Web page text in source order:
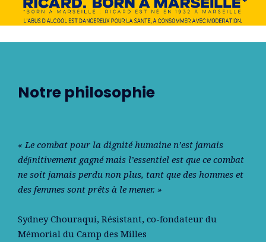
Notre philosophie
« Le combat pour la dignité humaine n’est jamais
déﬁnitivement gagné mais l’essentiel est que ce combat
ne soit jamais perdu non plus, tant que des hommes et
des femmes sont prêts à le mener. »
Sydney Chouraqui, Résistant, co-fondateur du
Mémorial du Camp des Milles